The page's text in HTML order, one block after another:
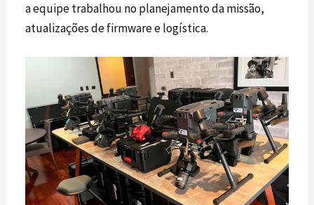
a equipe trabalhou no planejamento da missão,
atualizações de firmware e logística.